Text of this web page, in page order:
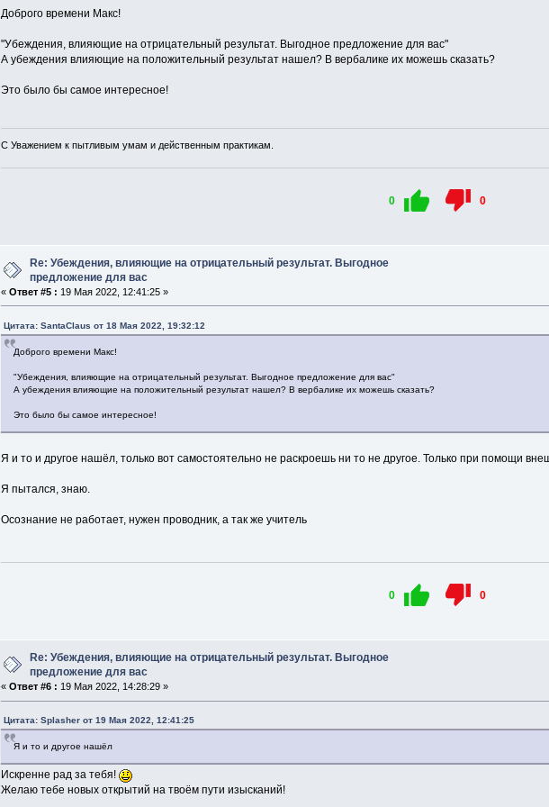
Доброго времени Макс!
"Убеждения, влияющие на отрицательный результат. Выгодное предложение для вас"
А убеждения влияющие на положительный результат нашел? В вербалике их можешь сказать?
Это было бы самое интересное!
С Уважением к пытливым умам и действенным практикам.
0 0
Re: Убеждения, влияющие на отрицательный результат. Выгодное
предложение для вас
« Ответ #5 : 19 Мая 2022, 12:41:25 »
Цитата: SantaClaus от 18 Мая 2022, 19:32:12
Доброго времени Макс!
"Убеждения, влияющие на отрицательный результат. Выгодное предложение для вас"
А убеждения влияющие на положительный результат нашел? В вербалике их можешь сказать?
Это было бы самое интересное!
Я и то и другое нашёл, только вот самостоятельно не раскроешь ни то не другое. Только при помощи
Я пытался, знаю.
Осознание не работает, нужен проводник, а так же учитель
0 0
Re: Убеждения, влияющие на отрицательный результат. Выгодное
предложение для вас
« Ответ #6 : 19 Мая 2022, 14:28:29 »
Цитата: Splasher от 19 Мая 2022, 12:41:25
Я и то и другое нашёл
Искренне рад за тебя!
Желаю тебе новых открытий на твоём пути изысканий!